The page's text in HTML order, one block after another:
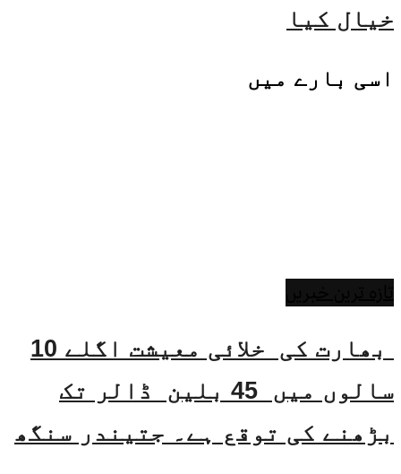
خیال کیا
اسی بارے میں
بھارت کی خلائی معیشت اگلے 10
سالوں میں 45 بلین ڈالر تک
بڑھنے کی توقع ہے۔ جتیندر سنگھ